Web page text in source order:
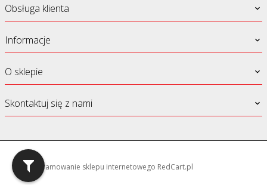
Obsługa klienta
Informacje
O sklepie
Skontaktuj się z nami
oprogramowanie sklepu internetowego RedCart.pl